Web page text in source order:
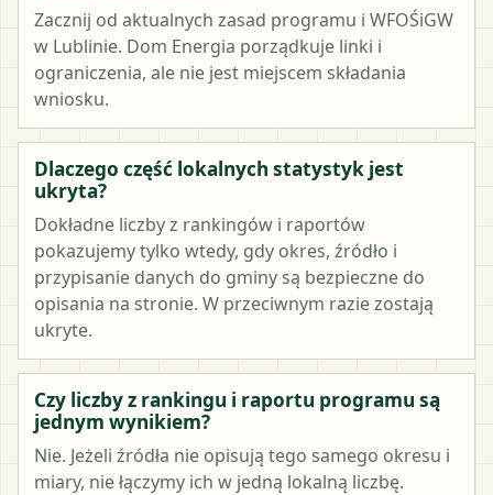
Zacznij od aktualnych zasad programu i WFOŚiGW
w Lublinie. Dom Energia porządkuje linki i
ograniczenia, ale nie jest miejscem składania
wniosku.
Dlaczego część lokalnych statystyk jest
ukryta?
Dokładne liczby z rankingów i raportów
pokazujemy tylko wtedy, gdy okres, źródło i
przypisanie danych do gminy są bezpieczne do
opisania na stronie. W przeciwnym razie zostają
ukryte.
Czy liczby z rankingu i raportu programu są
jednym wynikiem?
Nie. Jeżeli źródła nie opisują tego samego okresu i
miary, nie łączymy ich w jedną lokalną liczbę.